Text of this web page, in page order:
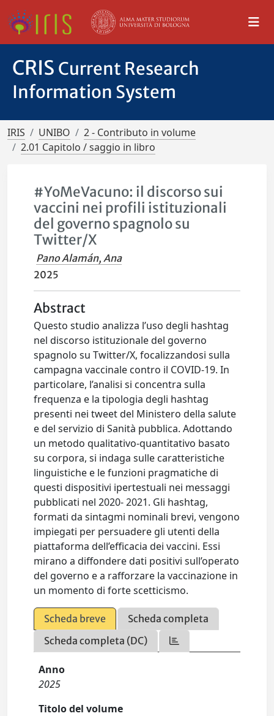
CRIS Current Research
Information System
IRIS UNIBO
2 - Contributo in volume
2.01 Capitolo / saggio in libro
#YoMeVacuno: il discorso sui
vaccini nei profili istituzionali
del governo spagnolo su
Twitter/X
Pano Alamán, Ana
2025
Abstract
Questo studio analizza l’uso degli hashtag
nel discorso istituzionale del governo
spagnolo su Twitter/X, focalizzandosi sulla
campagna vaccinale contro il COVID-19. In
particolare, l’analisi si concentra sulla
frequenza e la tipologia degli hashtag
presenti nei tweet del Ministero della salute
e del servizio di Sanità pubblica. Adottando
un metodo qualitativo-quantitativo basato
su corpora, si indaga sulle caratteristiche
linguistiche e le funzioni pragmatiche di
questi dispositivi ipertestuali nei messaggi
pubblicati nel 2020- 2021. Gli hashtag,
formati da sintagmi nominali brevi, vengono
impiegati per persuadere gli utenti della
piattaforma dell’efficacia dei vaccini. Essi
mirano a diffondere dati positivi sull’operato
del governo e a rafforzare la vaccinazione in
un momento di forte scetticismo.
Scheda breve
Scheda completa
Scheda completa (DC)
Anno
2025
Titolo del volume